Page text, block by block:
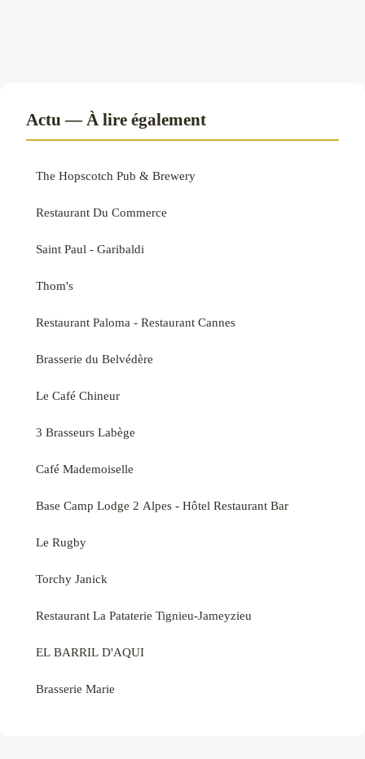
Actu — À lire également
The Hopscotch Pub & Brewery
Restaurant Du Commerce
Saint Paul - Garibaldi
Thom's
Restaurant Paloma - Restaurant Cannes
Brasserie du Belvédère
Le Café Chineur
3 Brasseurs Labège
Café Mademoiselle
Base Camp Lodge 2 Alpes - Hôtel Restaurant Bar
Le Rugby
Torchy Janick
Restaurant La Pataterie Tignieu-Jameyzieu
EL BARRIL D'AQUI
Brasserie Marie